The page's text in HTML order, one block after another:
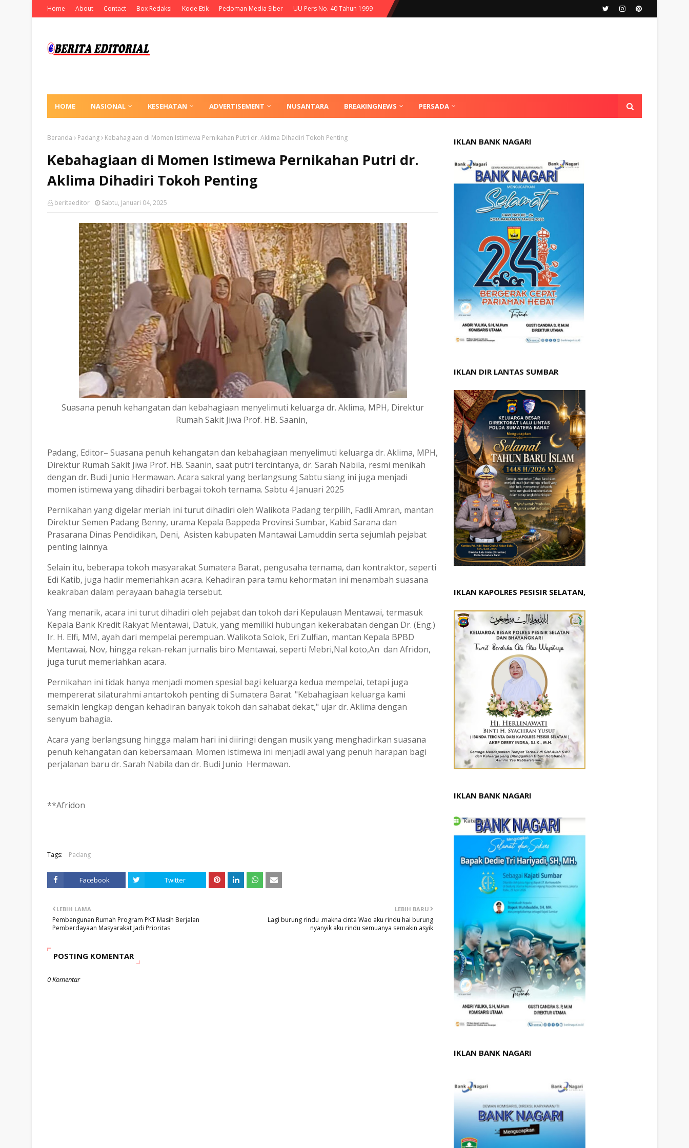
Home About Contact Box Redaksi Kode Etik Pedoman Media Siber UU Pers No. 40 Tahun 1999
HOME NASIONAL KESEHATAN ADVERTISEMENT NUSANTARA BREAKINGNEWS PERSADA
Beranda Padang Kebahagiaan di Momen Istimewa Pernikahan Putri dr. Aklima Dihadiri Tokoh Penting
Kebahagiaan di Momen Istimewa Pernikahan Putri dr.
Aklima Dihadiri Tokoh Penting
beritaeditor Sabtu, Januari 04, 2025
Suasana penuh kehangatan dan kebahagiaan menyelimuti keluarga dr. Aklima, MPH, Direktur
Rumah Sakit Jiwa Prof. HB. Saanin,
Padang, Editor– Suasana penuh kehangatan dan kebahagiaan menyelimuti keluarga dr. Aklima, MPH,
Direktur Rumah Sakit Jiwa Prof. HB. Saanin, saat putri tercintanya, dr. Sarah Nabila, resmi menikah
dengan dr. Budi Junio Hermawan. Acara sakral yang berlangsung Sabtu siang ini juga menjadi
momen istimewa yang dihadiri berbagai tokoh ternama. Sabtu 4 Januari 2025
Pernikahan yang digelar meriah ini turut dihadiri oleh Walikota Padang terpilih, Fadli Amran, mantan
Direktur Semen Padang Benny, urama Kepala Bappeda Provinsi Sumbar, Kabid Sarana dan
Prasarana Dinas Pendidikan, Deni, Asisten kabupaten Mantawai Lamuddin serta sejumlah pejabat
penting lainnya.
Selain itu, beberapa tokoh masyarakat Sumatera Barat, pengusaha ternama, dan kontraktor, seperti
Edi Katib, juga hadir memeriahkan acara. Kehadiran para tamu kehormatan ini menambah suasana
keakraban dalam perayaan bahagia tersebut.
Yang menarik, acara ini turut dihadiri oleh pejabat dan tokoh dari Kepulauan Mentawai, termasuk
Kepala Bank Kredit Rakyat Mentawai, Datuk, yang memiliki hubungan kekerabatan dengan Dr. (Eng.)
Ir. H. Elfi, MM, ayah dari mempelai perempuan. Walikota Solok, Eri Zulfian, mantan Kepala BPBD
Mentawai, Nov, hingga rekan-rekan jurnalis biro Mentawai, seperti Mebri,Nal koto,An dan Afridon,
juga turut memeriahkan acara.
Pernikahan ini tidak hanya menjadi momen spesial bagi keluarga kedua mempelai, tetapi juga
mempererat silaturahmi antartokoh penting di Sumatera Barat. "Kebahagiaan keluarga kami
semakin lengkap dengan kehadiran banyak tokoh dan sahabat dekat," ujar dr. Aklima dengan
senyum bahagia.
Acara yang berlangsung hingga malam hari ini diiringi dengan musik yang menghadirkan suasana
penuh kehangatan dan kebersamaan. Momen istimewa ini menjadi awal yang penuh harapan bagi
perjalanan baru dr. Sarah Nabila dan dr. Budi Junio Hermawan.
**Afridon
Tags: Padang
Facebook Twitter
LEBIH BARU
Lagi burung rindu .makna cinta Wao aku rindu hai burung
nyanyik aku rindu semuanya semakin asyik
LEBIH LAMA
Pembangunan Rumah Program PKT Masih Berjalan
Pemberdayaan Masyarakat Jadi Prioritas
POSTING KOMENTAR
0 Komentar
IKLAN BANK NAGARI
IKLAN DIR LANTAS SUMBAR
IKLAN KAPOLRES PESISIR SELATAN,
IKLAN BANK NAGARI
IKLAN BANK NAGARI